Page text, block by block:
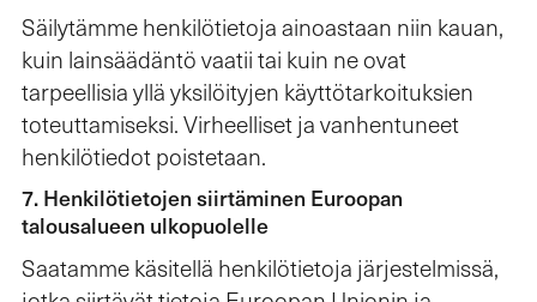
Säilytämme henkilötietoja ainoastaan niin kauan,
kuin lainsäädäntö vaatii tai kuin ne ovat
tarpeellisia yllä yksilöityjen käyttötarkoituksien
toteuttamiseksi. Virheelliset ja vanhentuneet
henkilötiedot poistetaan.
7. Henkilötietojen siirtäminen Euroopan
talousalueen ulkopuolelle
Saatamme käsitellä henkilötietoja järjestelmissä,